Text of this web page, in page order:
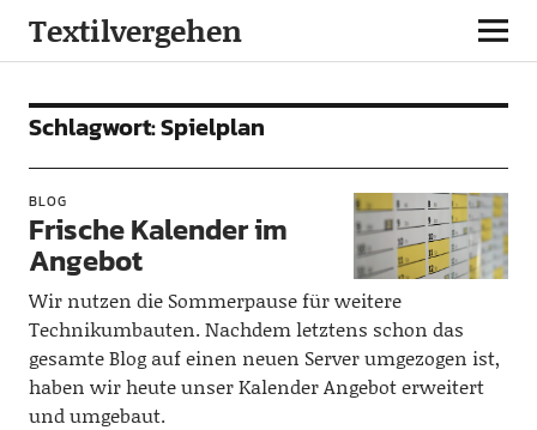
Textilvergehen
Schlagwort:Spielplan
BLOG
Frische Kalender im
Angebot
Wir nutzen die Sommerpause für weitere
Technikumbauten. Nachdem letztens schon das
gesamte Blog auf einen neuen Server umgezogen ist,
haben wir heute unser Kalender Angebot erweitert
und umgebaut.